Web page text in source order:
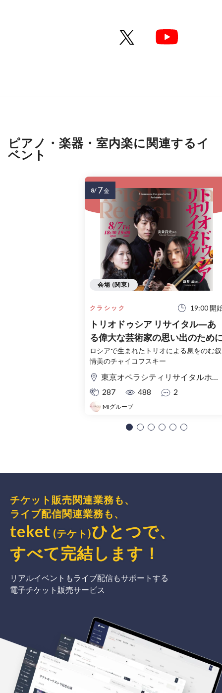
ピアノ・楽器・室内楽に関連するイ
ベント
クラシック 19:00 開
トリオドゥシア リサイタル―あ
る偉大な芸術家の思い出のため
ロシアで生まれたトリオによる息をのむ叙
情美のチャイコフスキー
東京オペラシティリサイタルホール
287
488 2
MIグループ
会場 (関東)
8/ 7金
チケット販売関連業務も、
ライブ配信関連業務も、
teket (テケト)ひとつで、
すべて完結 します ！
リアルイベントもライブ配信もサポートする
電子チケット販売サービス